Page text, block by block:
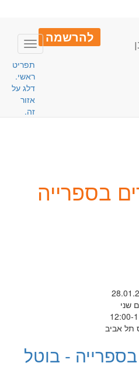
להרשמה
Toggle
תפריט
ראשי.
דלג על
אזור
זה.
בספרייה
שני
12:00-
תל אביב
- בוטל